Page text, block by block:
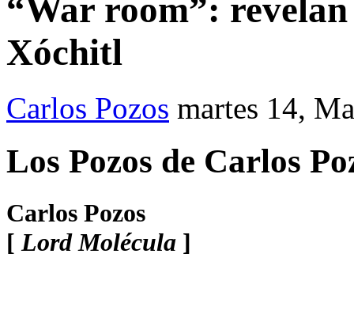
“War room”:
Xóchitl
Carlos Pozos martes 14,
Los Pozos de Carlos
Carlos Pozos
[ Lord Molécula ]